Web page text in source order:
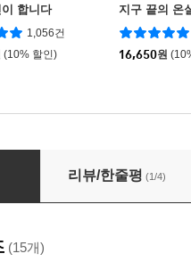
합니다
1,056건
(10% 할인)
지구 끝의 온
16,650원
일본어 문형 N1
리뷰/한줄평 (1/4)
(15개)